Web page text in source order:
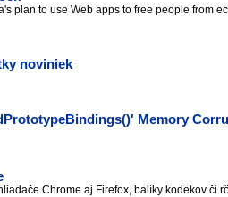
plan to use Web apps to free people from
noviniek
Memory
Chrome aj Firefox, balíky kodekov či